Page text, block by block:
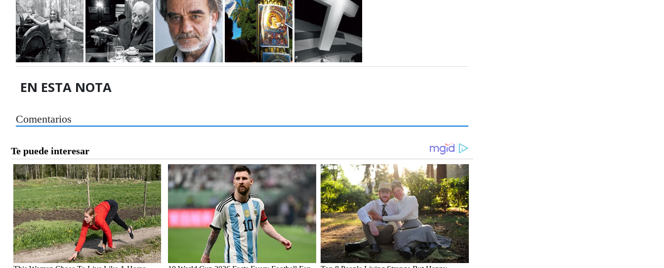
EN ESTA NOTA
Comentarios